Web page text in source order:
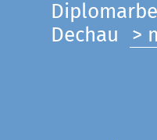
Dechau
>